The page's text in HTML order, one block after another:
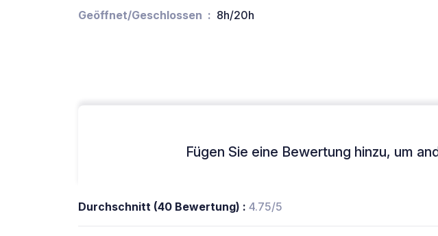
Geöffnet/Geschlossen
8h/20h
Fügen Sie eine Bewertung hinzu, um
Durchschnitt (40 Bewertung) : 4.75/5